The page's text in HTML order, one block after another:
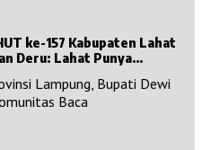
ke-157 Kabupaten Lahat
Deru: Lahat Punya